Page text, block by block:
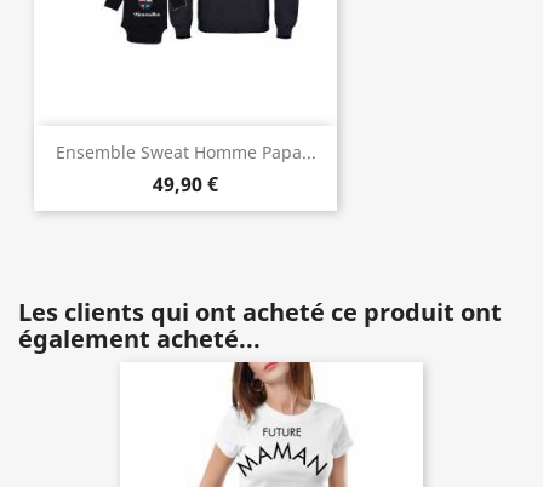
Ensemble Sweat Homme Papa...
49,90 €
Les clients qui ont acheté ce produit ont
également acheté...